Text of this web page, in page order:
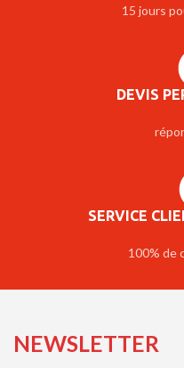
15 jours
DEVIS
SERVICE
100% de
NEWSLETTER